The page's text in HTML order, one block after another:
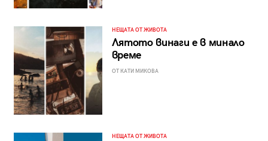
НЕЩАТА ОТ ЖИВОТА
Лятото винаги е в минало
време
ОТ КАТИ МИКОВА
НЕЩАТА ОТ ЖИВОТА